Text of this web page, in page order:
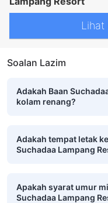
Lihat
Soalan Lazim
Adakah Baan
kolam renang?
Adakah tempat letak
Suchadaa Lampang
Apakah syarat umur
Suchadaa Lampang